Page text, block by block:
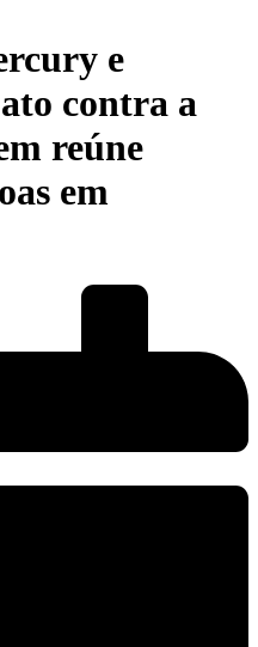
e
contra a
reúne
em